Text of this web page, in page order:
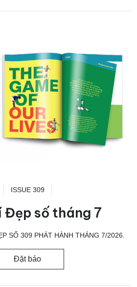
ISSUE 309
Đẹp số tháng 7
SỐ 309 PHÁT HÀNH THÁNG 7/2026.
Đặt báo